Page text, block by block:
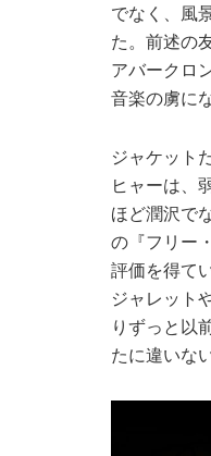
でなく、風
た。前述の
アバークロ
音楽の虜に
ジャケット
ヒャーは、
ほど潤沢で
の『フリー
評価を得て
ジャレット
りずっと以
たに違いな